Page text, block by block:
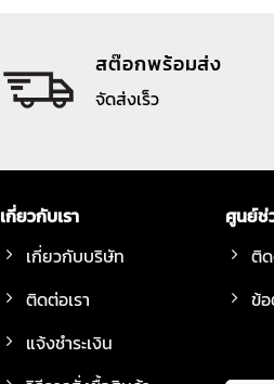
สต๊อกพร้อมส่ง
จัดส่งเร็ว
เกี่ยวกับเรา
เกี่ยวกับบริษัท
ติดต่อเรา
แจ้งชำระเงิน
ศูนย์ช่
ติ
ข้